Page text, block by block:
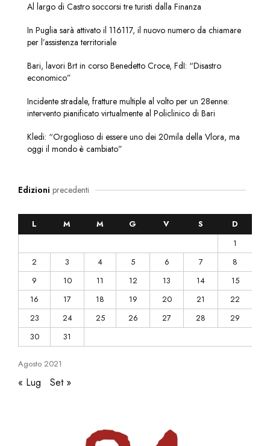
Al largo di Castro soccorsi tre turisti dalla Finanza
In Puglia sarà attivato il 116117, il nuovo numero da chiamare
per l’assistenza territoriale
Bari, lavori Brt in corso Benedetto Croce, FdI: “Disastro
economico”
Incidente stradale, fratture multiple al volto per un 28enne:
intervento pianificato virtualmente al Policlinico di Bari
Kledi: “Orgoglioso di essere uno dei 20mila della Vlora, ma
oggi il mondo è cambiato”
Edizioni precedenti
Agosto 2021
L M M G V S
D
1
2
3 4 5 6 7
8
9
10 11 12 13 14
15
16
17 18 19 20 21
22
23
24 25 26 27 28
29
30
31
« Lug Set »